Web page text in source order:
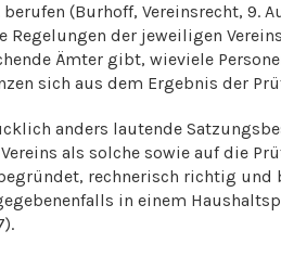
(Burhoff, Vereinsrecht, 9.
der jeweiligen
Ämter gibt, wieviele
sich aus dem Ergebnis der
anders lautende
als solche sowie auf die
rechnerisch richtig
in einem